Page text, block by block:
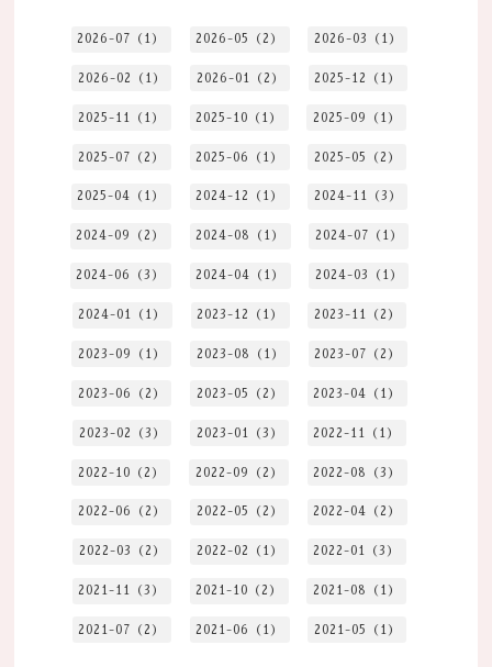
2026-07（1） 2026-05（2） 2026-03（1）
2026-02（1） 2026-01（2） 2025-12（1）
2025-11（1） 2025-10（1） 2025-09（1）
2025-07（2） 2025-06（1） 2025-05（2）
2025-04（1） 2024-12（1） 2024-11（3）
2024-09（2） 2024-08（1） 2024-07（1）
2024-06（3） 2024-04（1） 2024-03（1）
2024-01（1） 2023-12（1） 2023-11（2）
2023-09（1） 2023-08（1） 2023-07（2）
2023-06（2） 2023-05（2） 2023-04（1）
2023-02（3） 2023-01（3） 2022-11（1）
2022-10（2） 2022-09（2） 2022-08（3）
2022-06（2） 2022-05（2） 2022-04（2）
2022-03（2） 2022-02（1） 2022-01（3）
2021-11（3） 2021-10（2） 2021-08（1）
2021-07（2） 2021-06（1） 2021-05（1）